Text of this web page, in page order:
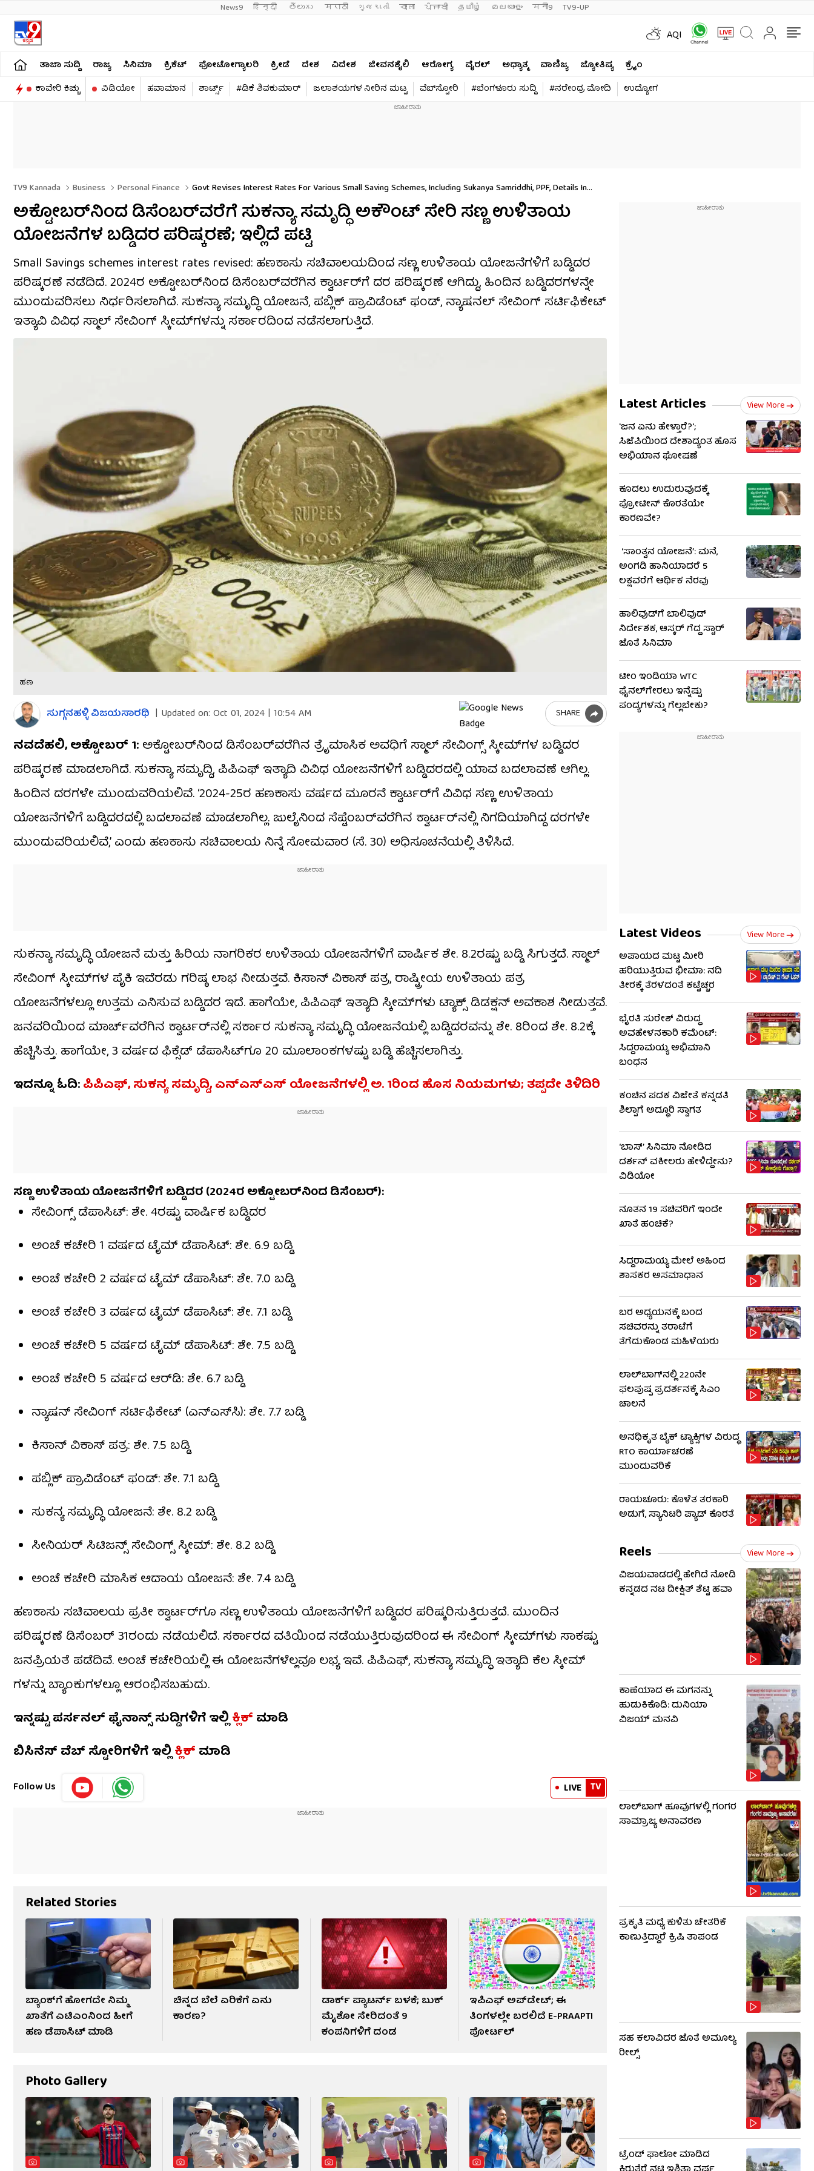
News9 हिन्दी తెలుగు मराठी ગુજરાતી বাংলা ਪੰਜਾਬੀ தமிழ் മലയാളം मनी9 TV9-UP
AQI
ತಾಜಾ ಸುದ್ದಿ ರಾಜ್ಯ ಸಿನಿಮಾ ಕ್ರಿಕೆಟ್​ ಫೋಟೋಗ್ಯಾಲರಿ ಕ್ರೀಡೆ ದೇಶ ವಿದೇಶ ಜೀವನಶೈಲಿ ಆರೋಗ್ಯ ವೈರಲ್​ ಅಧ್ಯಾತ್ಮ ವಾಣಿಜ್ಯ ಜ್ಯೋತಿಷ್ಯ
ಕ್ರೈಂ
ಕಾವೇರಿ ಕಿಚ್ಚು
ವಿಡಿಯೋ ಹವಾಮಾನ ಶಾರ್ಟ್ಸ್​ #ಡಿಕೆ ಶಿವಕುಮಾರ್​ ಜಲಾಶಯಗಳ ನೀರಿನ ಮಟ್ಟ ವೆಬ್​ಸ್ಟೋರಿ #ಬೆಂಗಳೂರು ಸುದ್ದಿ #ನರೇಂದ್ರ ಮೋದಿ ಉದ್ಯೋಗ
TV9 Kannada Business Personal Finance
Govt Revises Interest Rates For Various Small Saving Schemes, Including Sukanya Samriddhi, PPF, Details In
Kannada
ಅಕ್ಟೋಬರ್​ನಿಂದ ಡಿಸೆಂಬರ್​ವರೆಗೆ ಸುಕನ್ಯಾ ಸಮೃದ್ಧಿ ಅಕೌಂಟ್ ಸೇರಿ ಸಣ್ಣ ಉಳಿತಾಯ
ಯೋಜನೆಗಳ ಬಡ್ಡಿದರ ಪರಿಷ್ಕರಣೆ; ಇಲ್ಲಿದೆ ಪಟ್ಟಿ
Small Savings schemes interest rates revised: ಹಣಕಾಸು ಸಚಿವಾಲಯದಿಂದ ಸಣ್ಣ ಉಳಿತಾಯ ಯೋಜನೆಗಳಿಗೆ ಬಡ್ಡಿದರ
ಪರಿಷ್ಕರಣೆ ನಡೆದಿದೆ. 2024ರ ಅಕ್ಟೋಬರ್​ನಿಂದ ಡಿಸೆಂಬರ್​ವರೆಗಿನ ಕ್ವಾರ್ಟರ್​ಗೆ ದರ ಪರಿಷ್ಕರಣೆ ಆಗಿದ್ದು, ಹಿಂದಿನ ಬಡ್ಡಿದರಗಳನ್ನೇ
ಮುಂದುವರಿಸಲು ನಿರ್ಧರಿಸಲಾಗಿದೆ. ಸುಕನ್ಯಾ ಸಮೃದ್ಧಿ ಯೋಜನೆ, ಪಬ್ಲಿಕ್ ಪ್ರಾವಿಡೆಂಟ್ ಫಂಡ್, ನ್ಯಾಷನಲ್ ಸೇವಿಂಗ್ ಸರ್ಟಿಫಿಕೇಟ್
ಇತ್ಯಾವಿ ವಿವಿಧ ಸ್ಮಾಲ್ ಸೇವಿಂಗ್ ಸ್ಕೀಮ್​ಗಳನ್ನು ಸರ್ಕಾರದಿಂದ ನಡೆಸಲಾಗುತ್ತಿದೆ.
ಹಣ
ಸುಗ್ಗನಹಳ್ಳಿ ವಿಜಯಸಾರಥಿ | Updated on: Oct 01, 2024 | 10:54 AM SHARE
ನವದೆಹಲಿ, ಅಕ್ಟೋಬರ್ 1: ಅಕ್ಟೋಬರ್​ನಿಂದ ಡಿಸೆಂಬರ್​ವರೆಗಿನ ತ್ರೈಮಾಸಿಕ ಅವಧಿಗೆ ಸ್ಮಾಲ್ ಸೇವಿಂಗ್ಸ್ ಸ್ಕೀಮ್​ಗಳ ಬಡ್ಡಿದರ
ಪರಿಷ್ಕರಣೆ ಮಾಡಲಾಗಿದೆ. ಸುಕನ್ಯಾ ಸಮೃದ್ದಿ, ಪಿಪಿಎಫ್ ಇತ್ಯಾದಿ ವಿವಿಧ ಯೋಜನೆಗಳಿಗೆ ಬಡ್ಡಿದರದಲ್ಲಿ ಯಾವ ಬದಲಾವಣೆ ಆಗಿಲ್ಲ.
ಹಿಂದಿನ ದರಗಳೇ ಮುಂದುವರಿಯಲಿವೆ. ‘2024-25ರ ಹಣಕಾಸು ವರ್ಷದ ಮೂರನೆ ಕ್ವಾರ್ಟರ್​ಗೆ ವಿವಿಧ ಸಣ್ಣ ಉಳಿತಾಯ
ಯೋಜನೆಗಳಿಗೆ ಬಡ್ಡಿದರದಲ್ಲಿ ಬದಲಾವಣೆ ಮಾಡಲಾಗಿಲ್ಲ. ಜುಲೈನಿಂದ ಸೆಪ್ಟೆಂಬರ್​ವರೆಗಿನ ಕ್ವಾರ್ಟರ್​ನಲ್ಲಿ ನಿಗದಿಯಾಗಿದ್ದ ದರಗಳೇ
ಮುಂದುವರಿಯಲಿವೆ,’ ಎಂದು ಹಣಕಾಸು ಸಚಿವಾಲಯ ನಿನ್ನೆ ಸೋಮವಾರ (ಸೆ. 30) ಅಧಿಸೂಚನೆಯಲ್ಲಿ ತಿಳಿಸಿದೆ.
ಸುಕನ್ಯಾ ಸಮೃದ್ಧಿ ಯೋಜನೆ ಮತ್ತು ಹಿರಿಯ ನಾಗರಿಕರ ಉಳಿತಾಯ ಯೋಜನೆಗಳಿಗೆ ವಾರ್ಷಿಕ ಶೇ. 8.2ರಷ್ಟು ಬಡ್ಡಿ ಸಿಗುತ್ತದೆ. ಸ್ಮಾಲ್
ಸೇವಿಂಗ್ ಸ್ಕೀಮ್​ಗಳ ಪೈಕಿ ಇವೆರಡು ಗರಿಷ್ಠ ಲಾಭ ನೀಡುತ್ತವೆ. ಕಿಸಾನ್ ವಿಕಾಸ್ ಪತ್ರ, ರಾಷ್ಟ್ರೀಯ ಉಳಿತಾಯ ಪತ್ರ
ಯೋಜನೆಗಳಲ್ಲೂ ಉತ್ತಮ ಎನಿಸುವ ಬಡ್ಡಿದರ ಇದೆ. ಹಾಗೆಯೇ, ಪಿಪಿಎಫ್ ಇತ್ಯಾದಿ ಸ್ಕೀಮ್​ಗಳು ಟ್ಯಾಕ್ಸ್ ಡಿಡಕ್ಷನ್ ಅವಕಾಶ ನೀಡುತ್ತವೆ.
ಜನವರಿಯಿಂದ ಮಾರ್ಚ್​ವರೆಗಿನ ಕ್ವಾರ್ಟರ್​ನಲ್ಲಿ ಸರ್ಕಾರ ಸುಕನ್ಯಾ ಸಮೃದ್ಧಿ ಯೋಜನೆಯಲ್ಲಿ ಬಡ್ಡಿದರವನ್ನು ಶೇ. 8ರಿಂದ ಶೇ. 8.2ಕ್ಕೆ
ಹೆಚ್ಚಿಸಿತ್ತು. ಹಾಗೆಯೇ, 3 ವರ್ಷದ ಫಿಕ್ಸೆಡ್ ಡೆಪಾಸಿಟ್​ಗೂ 20 ಮೂಲಾಂಕಗಳಷ್ಟು ಬಡ್ಡಿ ಹೆಚ್ಚಿಸಲಾಗಿತ್ತು.
ಇದನ್ನೂ ಓದಿ:ಪಿಪಿಎಫ್, ಸುಕನ್ಯ ಸಮೃದ್ದಿ, ಎನ್​ಎಸ್​ಎಸ್ ಯೋಜನೆಗಳಲ್ಲಿ ಅ. 1ರಿಂದ ಹೊಸ ನಿಯಮಗಳು; ತಪ್ಪದೇ ತಿಳಿದಿರಿ
ಸಣ್ಣ ಉಳಿತಾಯ ಯೋಜನೆಗಳಿಗೆ ಬಡ್ಡಿದರ (2024ರ ಅಕ್ಟೋಬರ್​ನಿಂದ ಡಿಸೆಂಬರ್):
ಸೇವಿಂಗ್ಸ್ ಡೆಪಾಸಿಟ್: ಶೇ. 4ರಷ್ಟು ವಾರ್ಷಿಕ ಬಡ್ಡಿದರ
ಅಂಚೆ ಕಚೇರಿ 1 ವರ್ಷದ ಟೈಮ್ ಡೆಪಾಸಿಟ್: ಶೇ. 6.9 ಬಡ್ಡಿ
ಅಂಚೆ ಕಚೇರಿ 2 ವರ್ಷದ ಟೈಮ್ ಡೆಪಾಸಿಟ್: ಶೇ. 7.0 ಬಡ್ಡಿ
ಅಂಚೆ ಕಚೇರಿ 3 ವರ್ಷದ ಟೈಮ್ ಡೆಪಾಸಿಟ್: ಶೇ. 7.1 ಬಡ್ಡಿ
ಅಂಚೆ ಕಚೇರಿ 5 ವರ್ಷದ ಟೈಮ್ ಡೆಪಾಸಿಟ್: ಶೇ. 7.5 ಬಡ್ಡಿ
ಅಂಚೆ ಕಚೇರಿ 5 ವರ್ಷದ ಆರ್​ಡಿ: ಶೇ. 6.7 ಬಡ್ಡಿ
ನ್ಯಾಷನ್ ಸೇವಿಂಗ್ ಸರ್ಟಿಫಿಕೇಟ್ (ಎನ್​ಎಸ್​ಸಿ): ಶೇ. 7.7 ಬಡ್ಡಿ
ಕಿಸಾನ್ ವಿಕಾಸ್ ಪತ್ರ: ಶೇ. 7.5 ಬಡ್ಡಿ
ಪಬ್ಲಿಕ್ ಪ್ರಾವಿಡೆಂಟ್ ಫಂಡ್: ಶೇ. 7.1 ಬಡ್ಡಿ
ಸುಕನ್ಯ ಸಮೃದ್ಧಿ ಯೋಜನೆ: ಶೇ. 8.2 ಬಡ್ಡಿ
ಸೀನಿಯರ್ ಸಿಟಿಜನ್ಸ್ ಸೇವಿಂಗ್ಸ್ ಸ್ಕೀಮ್: ಶೇ. 8.2 ಬಡ್ಡಿ
ಅಂಚೆ ಕಚೇರಿ ಮಾಸಿಕ ಆದಾಯ ಯೋಜನೆ: ಶೇ. 7.4 ಬಡ್ಡಿ
ಹಣಕಾಸು ಸಚಿವಾಲಯ ಪ್ರತೀ ಕ್ವಾರ್ಟರ್​ಗೂ ಸಣ್ಣ ಉಳಿತಾಯ ಯೋಜನೆಗಳಿಗೆ ಬಡ್ಡಿದರ ಪರಿಷ್ಕರಿಸುತ್ತಿರುತ್ತದೆ. ಮುಂದಿನ
ಪರಿಷ್ಕರಣೆ ಡಿಸೆಂಬರ್ 31ರಂದು ನಡೆಯಲಿದೆ. ಸರ್ಕಾರದ ವತಿಯಿಂದ ನಡೆಯುತ್ತಿರುವುದರಿಂದ ಈ ಸೇವಿಂಗ್ ಸ್ಕೀಮ್​ಗಳು ಸಾಕಷ್ಟು
ಜನಪ್ರಿಯತೆ ಪಡೆದಿವೆ. ಅಂಚೆ ಕಚೇರಿಯಲ್ಲಿ ಈ ಯೋಜನೆಗಳೆಲ್ಲವೂ ಲಭ್ಯ ಇವೆ. ಪಿಪಿಎಫ್, ಸುಕನ್ಯಾ ಸಮೃದ್ಧಿ ಇತ್ಯಾದಿ ಕೆಲ ಸ್ಕೀಮ್​
ಗಳನ್ನು ಬ್ಯಾಂಕುಗಳಲ್ಲೂ ಆರಂಭಿಸಬಹುದು.
ಇನ್ನಷ್ಟು ಪರ್ಸನಲ್ ಫೈನಾನ್ಸ್ ಸುದ್ದಿಗಳಿಗೆ ಇಲ್ಲಿಕ್ಲಿಕ್ ಮಾಡಿ
ಬಿಸಿನೆಸ್ ವೆಬ್ ಸ್ಟೋರಿಗಳಿಗೆ ಇಲ್ಲಿಕ್ಲಿಕ್ ಮಾಡಿ
Follow Us LIVE TV
Related Stories
ಬ್ಯಾಂಕ್‌ಗೆ ಹೋಗದೇ ನಿಮ್ಮ
ಖಾತೆಗೆ ಎಟಿಎಂನಿಂದ ಹೀಗೆ
ಹಣ ಡೆಪಾಸಿಟ್ ಮಾಡಿ
ಚಿನ್ನದ ಬೆಲೆ ಏರಿಕೆಗೆ ಏನು
ಕಾರಣ?
ಡಾರ್ಕ್ ಪ್ಯಾಟರ್ನ್ ಬಳಕೆ; ಬುಕ್​
ಮೈಶೋ ಸೇರಿದಂತೆ 9
ಕಂಪನಿಗಳಿಗೆ ದಂಡ
ಇಪಿಎಫ್ ಅಪ್​ಡೇಟ್; ಈ
ತಿಂಗಳಲ್ಲೇ ಬರಲಿದೆ E-PRAAPTI
ಪೋರ್ಟಲ್
Photo Gallery
Latest Articles View More
'ಜನ ಏನು ಹೇಳ್ತಾರೆ?';
ಸಿಜೆಪಿಯಿಂದ ದೇಶಾದ್ಯಂತ ಹೊಸ
ಅಭಿಯಾನ ಘೋಷಣೆ
ಕೂದಲು ಉದುರುವುದಕ್ಕೆ
ಪ್ರೋಟೀನ್ ಕೊರತೆಯೇ
ಕಾರಣವೇ?
‘ಸಾಂತ್ವನ ಯೋಜನೆ’: ಮನೆ,
ಅಂಗಡಿ ಹಾನಿಯಾದರೆ 5
ಲಕ್ಷವರೆಗೆ ಆರ್ಥಿಕ ನೆರವು
ಹಾಲಿವುಡ್​​ಗೆ ಬಾಲಿವುಡ್
ನಿರ್ದೇಶಕ, ಆಸ್ಕರ್ ಗೆದ್ದ ಸ್ಟಾರ್
ಜೊತೆ ಸಿನಿಮಾ
ಟೀಂ ಇಂಡಿಯಾ WTC
ಫೈನಲ್‌ಗೇರಲು ಇನ್ನೆಷ್ಟು
ಪಂದ್ಯಗಳನ್ನು ಗೆಲ್ಲಬೇಕು?
Latest Videos View More
ಅಪಾಯದ ಮಟ್ಟ ಮೀರಿ
ಹರಿಯುತ್ತಿರುವ ಭೀಮಾ: ನದಿ
ತೀರಕ್ಕೆ ತೆರಳದಂತೆ ಕಟ್ಟೆಚ್ಚರ
ಭೈರತಿ ಸುರೇಶ್ ವಿರುದ್ಧ
ಅವಹೇಳನಕಾರಿ ಕಮೆಂಟ್:
ಸಿದ್ದರಾಮಯ್ಯ ಅಭಿಮಾನಿ
ಬಂಧನ
ಕಂಚಿನ ಪದಕ ವಿಜೇತೆ ಕನ್ನಡತಿ
ಶಿಲ್ಪಾಗೆ ಅದ್ಧೂರಿ ಸ್ವಾಗತ
‘ಬಾಸ್’ ಸಿನಿಮಾ ನೋಡಿದ
ದರ್ಶನ್ ವಕೀಲರು ಹೇಳಿದ್ದೇನು?
ವಿಡಿಯೋ
ನೂತನ 19 ಸಚಿವರಿಗೆ ಇಂದೇ
ಖಾತೆ ಹಂಚಿಕೆ?
ಸಿದ್ದರಾಮಯ್ಯ ಮೇಲೆ ಅಹಿಂದ
ಶಾಸಕರ ಅಸಮಾಧಾನ
ಬರ ಅಧ್ಯಯನಕ್ಕೆ ಬಂದ
ಸಚಿವರನ್ನು ತರಾಟೆಗೆ
ತೆಗೆದುಕೊಂಡ ಮಹಿಳೆಯರು
ಲಾಲ್‌ಬಾಗ್​​ನಲ್ಲಿ 220ನೇ
ಫಲಪುಷ್ಪ ಪ್ರದರ್ಶನಕ್ಕೆ ಸಿಎಂ
ಚಾಲನೆ
ಅನಧಿಕೃತ ಬೈಕ್ ಟ್ಯಾಕ್ಸಿಗಳ ವಿರುದ್ಧ
RTO ಕಾರ್ಯಾಚರಣೆ
ಮುಂದುವರಿಕೆ
ರಾಯಚೂರು: ಕೊಳೆತ ತರಕಾರಿ
ಅಡುಗೆ, ಸ್ಯಾನಿಟರಿ ಪ್ಯಾಡ್ ಕೊರತೆ
Reels View More
ವಿಜಯವಾಡದಲ್ಲಿ ಹೇಗಿದೆ ನೋಡಿ
ಕನ್ನಡದ ನಟ ದೀಕ್ಷಿತ್ ಶೆಟ್ಟಿ ಹವಾ
ಕಾಣೆಯಾದ ಈ ಮಗನನ್ನು
ಹುಡುಕಿಕೊಡಿ: ದುನಿಯಾ
ವಿಜಯ್ ಮನವಿ
ಲಾಲ್​ಬಾಗ್ ಹೂವುಗಳಲ್ಲಿ ಗಂಗರ
ಸಾಮ್ರಾಜ್ಯ ಅನಾವರಣ
ಪ್ರಕೃತಿ ಮಧ್ಯೆ ಕುಳಿತು ಚೇತರಿಕೆ
ಕಾಣುತ್ತಿದ್ದಾರೆ ಕ್ರಿಷಿ ತಾಪಂಡ
ಸಹ ಕಲಾವಿದರ ಜೊತೆ ಅಮೂಲ್ಯ
ರೀಲ್ಸ್
ಟ್ರೆಂಡ್​​ ಫಾಲೋ ಮಾಡಿದ